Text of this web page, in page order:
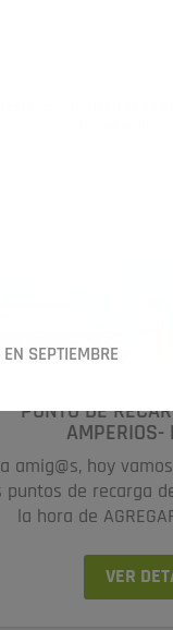
PUNTO DE
AMPERIOS-
amig@s, hoy
puntos de recarga
la hora de
VER
SEPTIEMBRE